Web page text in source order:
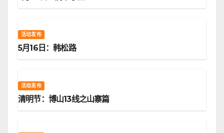
活动发布
5月16日：韩松路
活动发布
清明节：博山13线之山寨篇